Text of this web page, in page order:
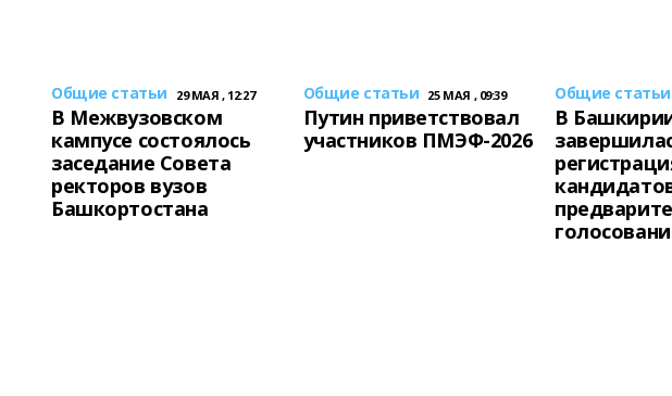
Общие статьи 29 МАЯ , 12:27
В Межвузовском
кампусе состоялось
заседание Совета
ректоров вузов
Башкортостана
Общие статьи 25 МАЯ , 09:39
Путин приветствовал
участников ПМЭФ-2026
Общие статьи
В